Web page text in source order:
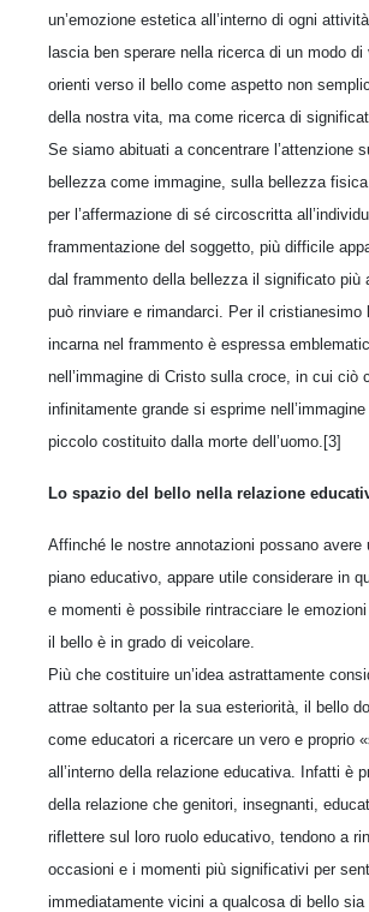
un’emozione estetica all’interno di ogni
lascia ben sperare nella ricerca di un modo di
orienti verso il bello come aspetto non
della nostra vita, ma come ricerca di
Se siamo abituati a concentrare l’attenzione
bellezza come immagine, sulla bellezza
per l’affermazione di sé circoscritta
frammentazione del soggetto, più difficile
dal frammento della bellezza il significato più
può rinviare e rimandarci. Per il cristianesimo
incarna nel frammento è espressa
nell’immagine di Cristo sulla croce, in cui ciò
infinitamente grande si esprime nell’immagine
piccolo costituito dalla morte dell’uomo.[3]
Lo spazio del bello nella relazione
Affinché le nostre annotazioni possano avere
piano educativo, appare utile considerare in
e momenti è possibile rintracciare le
il bello è in grado di veicolare.
Più che costituire un’idea astrattamente
attrae soltanto per la sua esteriorità, il bello
come educatori a ricercare un vero e proprio
all’interno della relazione educativa. Infatti è
della relazione che genitori, insegnanti,
riflettere sul loro ruolo educativo, tendono a
occasioni e i momenti più significativi per
immediatamente vicini a qualcosa di bello sia